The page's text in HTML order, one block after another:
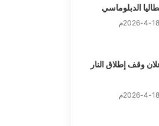
الدبلوماسي
وقف إطلاق النار